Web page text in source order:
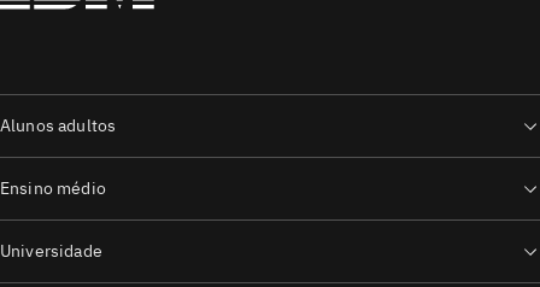
Alunos adultos
Ensino médio
Universidade